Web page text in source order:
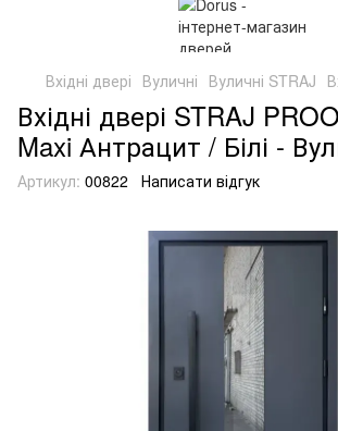
Вхідні двері Вуличні Вуличні STRAJ
Вхідні двері STRAJ
Maxi Антрацит / Білі -
Артикул: 00822 Написати відгук